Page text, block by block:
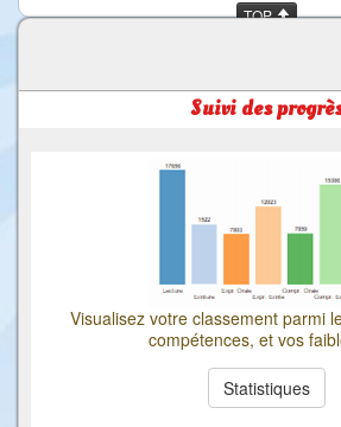
TOP
Suivi des
Visualisez votre classement parmi
compétences, et vos
Statistiques